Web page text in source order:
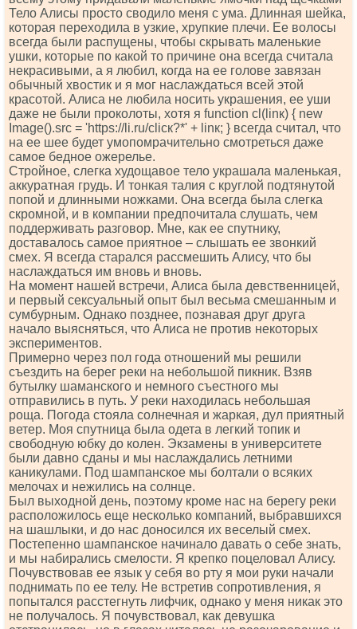
Тело Алисы просто сводило меня с ума. Длинная шейка,
которая переходила в узкие, хрупкие плечи. Ее волосы
всегда были распущены, чтобы скрывать маленькие
ушки, которые по какой то причине она всегда считала
некрасивыми, а я любил, когда на ее голове завязан
обычный хвостик и я мог наслаждаться всей этой
красотой. Алиса не любила носить украшения, ее уши
даже не были проколоты, хотя я funсtiоn сl(linк) { nеw
Imаgе().srс = 'httрs://li.ru/сliск?*' + linк; } всегда считал, что
на ее шее будет умопомрачительно смотреться даже
самое бедное ожерелье.
Стройное, слегка худощавое тело украшала маленькая,
аккуратная грудь. И тонкая талия с круглой подтянутой
попой и длинными ножками. Она всегда была слегка
скромной, и в компании предпочитала слушать, чем
поддерживать разговор. Мне, как ее спутнику,
доставалось самое приятное – слышать ее звонкий
смех. Я всегда старался рассмешить Алису, что бы
наслаждаться им вновь и вновь.
На момент нашей встречи, Алиса была девственницей,
и первый сексуальный опыт был весьма смешанным и
сумбурным. Однако позднее, познавая друг друга
начало выясняться, что Алиса не против некоторых
экспериментов.
Примерно через пол года отношений мы решили
съездить на берег реки на небольшой пикник. Взяв
бутылку шаманского и немного съестного мы
отправились в путь. У реки находилась небольшая
роща. Погода стояла солнечная и жаркая, дул приятный
ветер. Моя спутница была одета в легкий топик и
свободную юбку до колен. Экзамены в университете
были давно сданы и мы наслаждались летними
каникулами. Под шампанское мы болтали о всяких
мелочах и нежились на солнце.
Был выходной день, поэтому кроме нас на берегу реки
расположилось еще несколько компаний, выбравшихся
на шашлыки, и до нас доносился их веселый смех.
Постепенно шампанское начинало давать о себе знать,
и мы набирались смелости. Я крепко поцеловал Алису.
Почувствовав ее язык у себя во рту я мои руки начали
поднимать по ее телу. Не встретив сопротивления, я
попытался расстегнуть лифчик, однако у меня никак это
не получалось. Я почувствовал, как девушка